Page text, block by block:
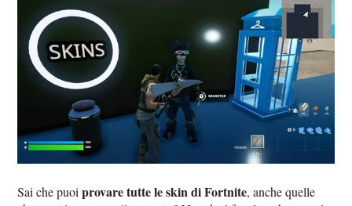
Sai che puoiprovare tutte le skin di Fortnite, anche quelle